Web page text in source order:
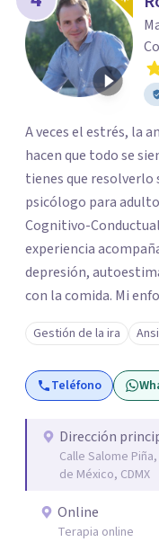
A veces el estrés, la
hacen que todo se
tienes que resolverlo solo(a). Soy
psicólogo para
Cognitivo-Conductual
experiencia
depresión,
con la comida. Mi
tecnicismos:
herramientas reales
primeras sesiones. Brindo terapia psicológica presencial
en Ciudad de México
ritmo. A veces, recuperar el equilibrio no significa tener
todas las
para comprender lo
mismos. Si buscas apoyo profesional para ansiedad,
bienestar emocional
Gestión de la ira
Teléfono
Dirección
Calle Salome
de México, CDMX
Online
Terapia online